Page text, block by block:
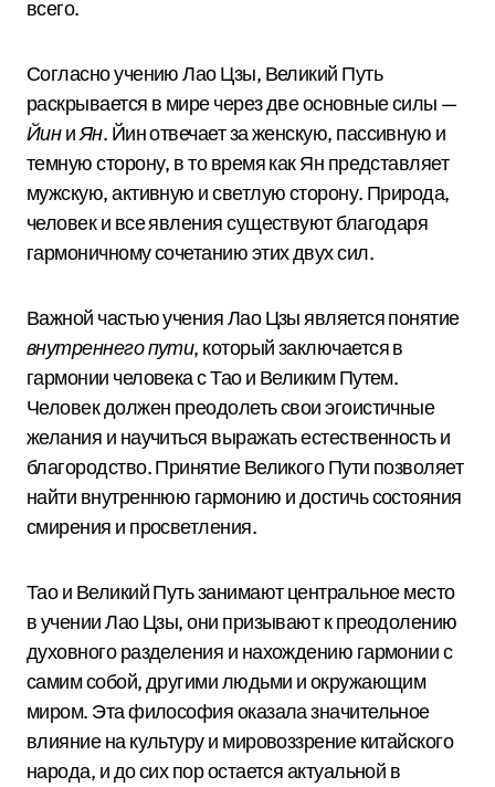
всего.
Согласно учению Лао Цзы, Великий Путь
раскрывается в мире через две основные силы —
ЙиниЯн. Йин отвечает за женскую, пассивную и
темную сторону, в то время как Ян представляет
мужскую, активную и светлую сторону. Природа,
человек и все явления существуют благодаря
гармоничному сочетанию этих двух сил.
Важной частью учения Лао Цзы является понятие
внутреннего пути, который заключается в
гармонии человека с Тао и Великим Путем.
Человек должен преодолеть свои эгоистичные
желания и научиться выражать естественность и
благородство. Принятие Великого Пути позволяет
найти внутреннюю гармонию и достичь состояния
смирения и просветления.
Тао и Великий Путь занимают центральное место
в учении Лао Цзы, они призывают к преодолению
духовного разделения и нахождению гармонии с
самим собой, другими людьми и окружающим
миром. Эта философия оказала значительное
влияние на культуру и мировоззрение китайского
народа, и до сих пор остается актуальной в